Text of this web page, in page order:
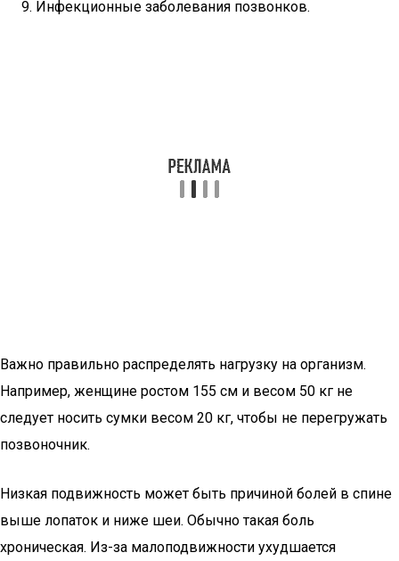
Инфекционные заболевания позвонков.
Важно правильно распределять нагрузку на организм.
Например, женщине ростом 155 см и весом 50 кг не
следует носить сумки весом 20 кг, чтобы не перегружать
позвоночник.
Низкая подвижность может быть причиной болей в спине
выше лопаток и ниже шеи. Обычно такая боль
хроническая. Из-за малоподвижности ухудшается